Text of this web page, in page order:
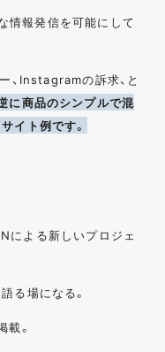
情報発信を可能にして
、Instagramの訴求、と
に商品のシンプルで混
イト例です。
による新しいプロジェ
る場になる。
。